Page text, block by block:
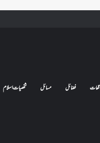
فضائل مسائل شخصیات اسلام